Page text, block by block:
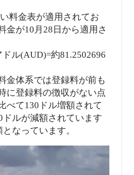
料金表が適用されてお
金が10月28日から適用さ
ル(AUD)=約81.2502696
金体系では登録料が前も
に登録料の徴収がない点
べて130ドル増額されて
ルが減額されています
なっています。